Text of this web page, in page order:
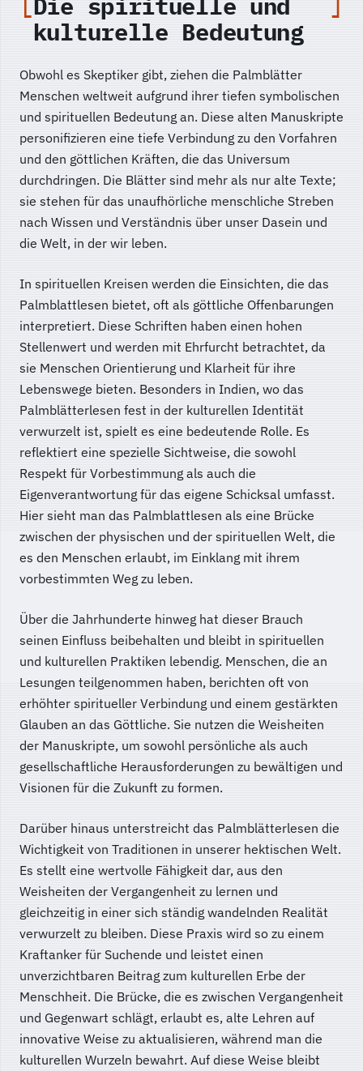
kulturelle Bedeutung
Obwohl es Skeptiker gibt, ziehen die Palmblätter
Menschen weltweit aufgrund ihrer tiefen symbolischen
und spirituellen Bedeutung an. Diese alten Manuskripte
personifizieren eine tiefe Verbindung zu den Vorfahren
und den göttlichen Kräften, die das Universum
durchdringen. Die Blätter sind mehr als nur alte Texte;
sie stehen für das unaufhörliche menschliche Streben
nach Wissen und Verständnis über unser Dasein und
die Welt, in der wir leben.
In spirituellen Kreisen werden die Einsichten, die das
Palmblattlesen bietet, oft als göttliche Offenbarungen
interpretiert. Diese Schriften haben einen hohen
Stellenwert und werden mit Ehrfurcht betrachtet, da
sie Menschen Orientierung und Klarheit für ihre
Lebenswege bieten. Besonders in Indien, wo das
Palmblätterlesen fest in der kulturellen Identität
verwurzelt ist, spielt es eine bedeutende Rolle. Es
reflektiert eine spezielle Sichtweise, die sowohl
Respekt für Vorbestimmung als auch die
Eigenverantwortung für das eigene Schicksal umfasst.
Hier sieht man das Palmblattlesen als eine Brücke
zwischen der physischen und der spirituellen Welt, die
es den Menschen erlaubt, im Einklang mit ihrem
vorbestimmten Weg zu leben.
Über die Jahrhunderte hinweg hat dieser Brauch
seinen Einfluss beibehalten und bleibt in spirituellen
und kulturellen Praktiken lebendig. Menschen, die an
Lesungen teilgenommen haben, berichten oft von
erhöhter spiritueller Verbindung und einem gestärkten
Glauben an das Göttliche. Sie nutzen die Weisheiten
der Manuskripte, um sowohl persönliche als auch
gesellschaftliche Herausforderungen zu bewältigen und
Visionen für die Zukunft zu formen.
Darüber hinaus unterstreicht das Palmblätterlesen die
Wichtigkeit von Traditionen in unserer hektischen Welt.
Es stellt eine wertvolle Fähigkeit dar, aus den
Weisheiten der Vergangenheit zu lernen und
gleichzeitig in einer sich ständig wandelnden Realität
verwurzelt zu bleiben. Diese Praxis wird so zu einem
Kraftanker für Suchende und leistet einen
unverzichtbaren Beitrag zum kulturellen Erbe der
Menschheit. Die Brücke, die es zwischen Vergangenheit
und Gegenwart schlägt, erlaubt es, alte Lehren auf
innovative Weise zu aktualisieren, während man die
kulturellen Wurzeln bewahrt. Auf diese Weise bleibt